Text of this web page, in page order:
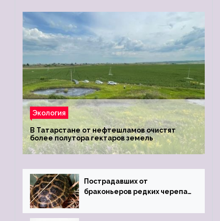
Экология
В Татарстане от нефтешламов очистят
более полутора гектаров земель
Пострадавших от
браконьеров редких черепах
зоопарк